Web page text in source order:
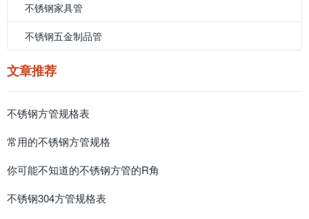
不锈钢家具管
不锈钢五金制品管
文章推荐
不锈钢方管规格表
常用的不锈钢方管规格
你可能不知道的不锈钢方管的R角
不锈钢304方管规格表